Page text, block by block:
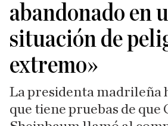
abandonado en
situación de
extremo»
La presidenta madrileña
que tiene pruebas de que